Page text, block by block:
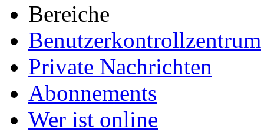
Bereiche
Benutzerkontrollzentrum
Private Nachrichten
Abonnements
Wer ist online